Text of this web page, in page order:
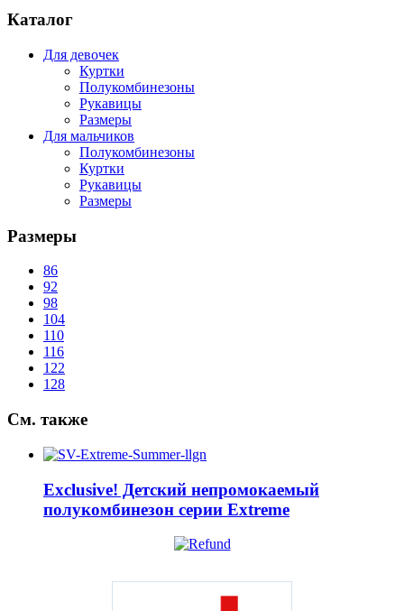
Каталог
Для девочек
Куртки
Полукомбинезоны
Рукавицы
Размеры
Для мальчиков
Полукомбинезоны
Куртки
Рукавицы
Размеры
Размеры
86
92
98
104
110
116
122
128
См. также
Exclusive! Детский непромокаемый
полукомбинезон серии Extreme